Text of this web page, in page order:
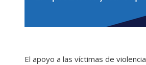
El apoyo a las víctimas de violencia